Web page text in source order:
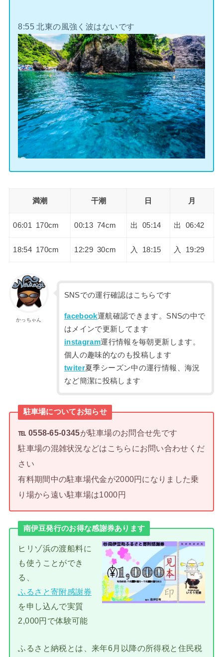
8:55 北東の風強く波はないです
満潮 干潮 日 月
06:01 170cm 00:13 74cm 出 05:14 出 06:42
18:54 170cm 12:29 30cm 入 18:15 入 19:29
かっちゃん
SNSでの運行確認はこちらです
facebook運航確認できます。SNSの中で
はメインで更新してます
instagram運行情報を毎朝更新します。
個人の趣味的なのも投稿します
twiter夏季シーズン中の運行情報、海況
など簡潔に投稿します
駐車場についてお知らせ
℡ 0558-65-0345が駐車場のお問合せ先です
駐車場の混雑状況などはこちらにお問い合わせくだ
さい
有料期間中の駐車場代金が2000円になりました乗
り場から遠い駐車場は1000円
南伊豆発行のお得な感謝券あります
ヒリゾ浜の渡船料に
も使うことができ
る、
ふるさと寄附感謝券
を申し込んで実質
2,000円で体験可能
ふるさと納税とは、来年6月以降の所得税と住民税